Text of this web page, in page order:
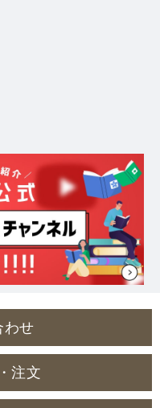
わせ
注文